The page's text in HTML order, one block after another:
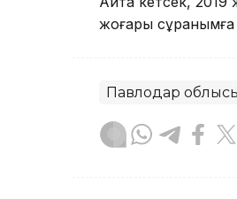
жоғары сұранымға
Павлодар